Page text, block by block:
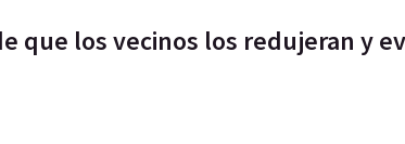
que los vecinos los redujeran y